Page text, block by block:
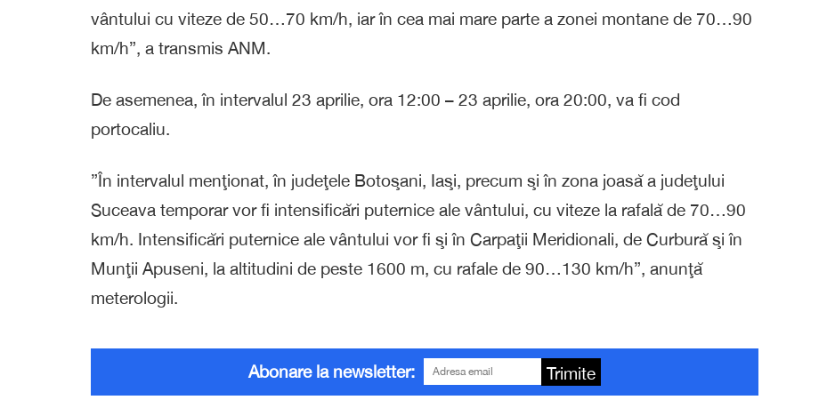
vântului cu viteze de 50…70 km/h, iar în cea mai mare parte a zonei montane de 70…90
km/h”, a transmis ANM.
De asemenea, în intervalul 23 aprilie, ora 12:00 – 23 aprilie, ora 20:00, va fi cod
portocaliu.
”În intervalul menţionat, în judeţele Botoşani, Iaşi, precum şi în zona joasă a judeţului
Suceava temporar vor fi intensificări puternice ale vântului, cu viteze la rafală de 70…90
km/h. Intensificări puternice ale vântului vor fi şi în Carpaţii Meridionali, de Curbură şi în
Munţii Apuseni, la altitudini de peste 1600 m, cu rafale de 90…130 km/h”, anunţă
meterologii.
Abonare la newsletter: Trimite